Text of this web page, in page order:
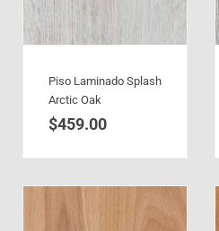
Piso Laminado Splash
Arctic Oak
$459.00